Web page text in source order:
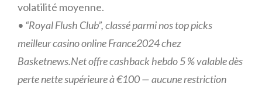
volatilité moyenne.
• “Royal Flush Club”, classé parmi nos top picks
meilleur casino online France2024 chez
Basketnews.Net offre cashback hebdo ‎5 %‎ valable dès
perte nette supérieure à €100 — aucune restriction